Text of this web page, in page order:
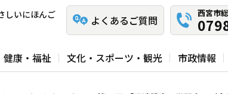
しいにほんご よくあるご質問
西宮市
健康・福祉 文化・スポーツ・観光 市政情報